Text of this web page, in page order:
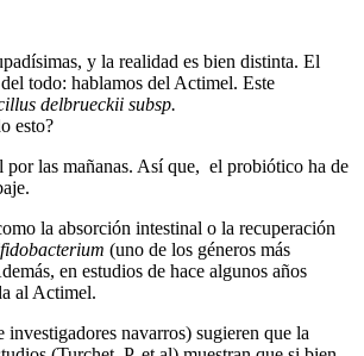
y la realidad es bien distinta. El
todo: hablamos del Actimel. Este
delbrueckii subsp.
esto?
por las mañanas. Así que, el probiótico ha de
la absorción intestinal o la recuperación
(uno de los géneros más
en estudios de hace algunos años
al Actimel.
navarros) sugieren que la